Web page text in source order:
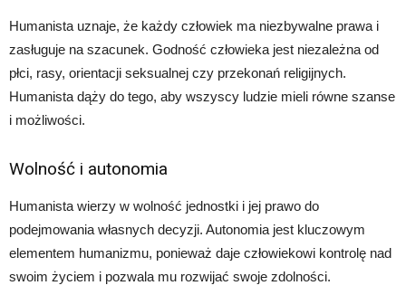
Humanista uznaje, że każdy człowiek ma niezbywalne prawa i
zasługuje na szacunek. Godność człowieka jest niezależna od
płci, rasy, orientacji seksualnej czy przekonań religijnych.
Humanista dąży do tego, aby wszyscy ludzie mieli równe szanse
i możliwości.
Wolność i autonomia
Humanista wierzy w wolność jednostki i jej prawo do
podejmowania własnych decyzji. Autonomia jest kluczowym
elementem humanizmu, ponieważ daje człowiekowi kontrolę nad
swoim życiem i pozwala mu rozwijać swoje zdolności.